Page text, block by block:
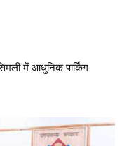
में आधुनिक पार्किंग